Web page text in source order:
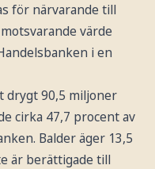
för närvarande till
värde
i en
drygt 90,5 miljoner
cirka 47,7 procent av
Balder äger 13,5
är berättigade till